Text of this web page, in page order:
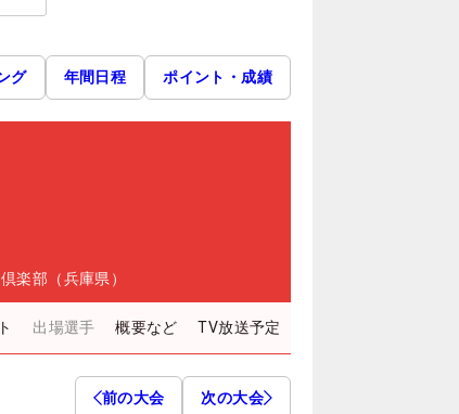
グ 年間日程 ポイント・成績
楽部（兵庫県）
出場選手 概要など TV放送予定
前の大会 次の大会